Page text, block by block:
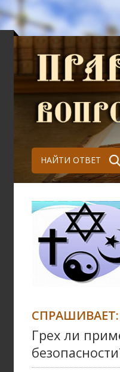
НАЙТИ ОТВЕТ
СПРАШИВАЕТ:
Грех ли